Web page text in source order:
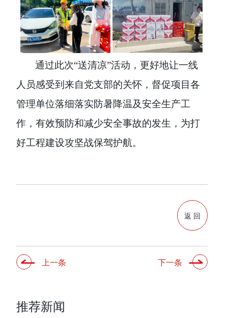
通过此次“送清凉”活动，更好地让一线
人员感受到来自党支部的关怀， 督促项目各
管理单位落细落实防暑降温及安全生产工
作，有效预防和减少安全事故的发生， 为打
好工程建设攻坚战保驾护航。
返 回
上一条 下一条
推荐新闻